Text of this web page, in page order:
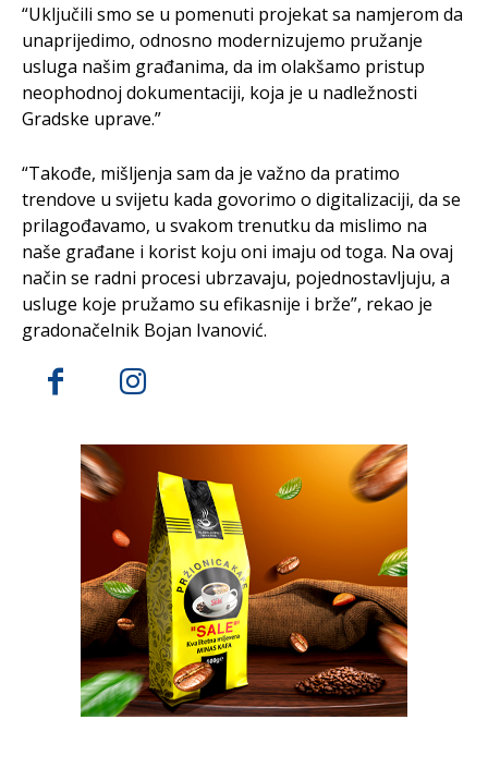
“Uključili smo se u pomenuti projekat sa namjerom da
unaprijedimo, odnosno modernizujemo pružanje
usluga našim građanima, da im olakšamo pristup
neophodnoj dokumentaciji, koja je u nadležnosti
Gradske uprave.”
“Takođe, mišljenja sam da je važno da pratimo
trendove u svijetu kada govorimo o digitalizaciji, da se
prilagođavamo, u svakom trenutku da mislimo na
naše građane i korist koju oni imaju od toga. Na ovaj
način se radni procesi ubrzavaju, pojednostavljuju, a
usluge koje pružamo su efikasnije i brže”, rekao je
gradonačelnik Bojan Ivanović.